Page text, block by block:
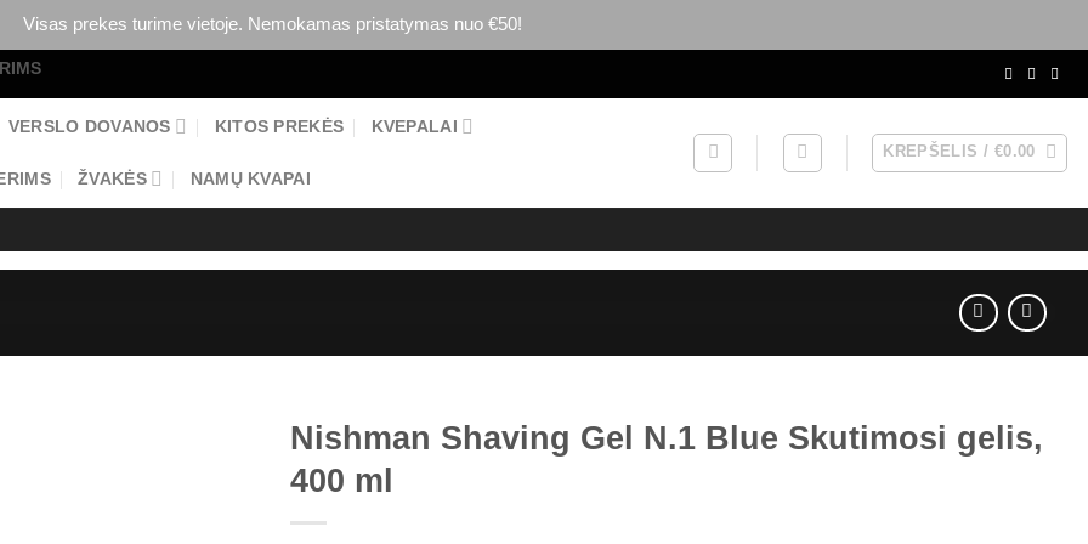
Visas prekes turime vietoje. Nemokamas pristatymas nuo €50!
VERSLO DOVANOS KITOS PREKĖS KVEPALAI
ŽVAKĖS NAMŲ KVAPAI
KREPŠELIS / €0.00
Nishman Shaving Gel N.1 Blue Skutimosi gelis,
400 ml